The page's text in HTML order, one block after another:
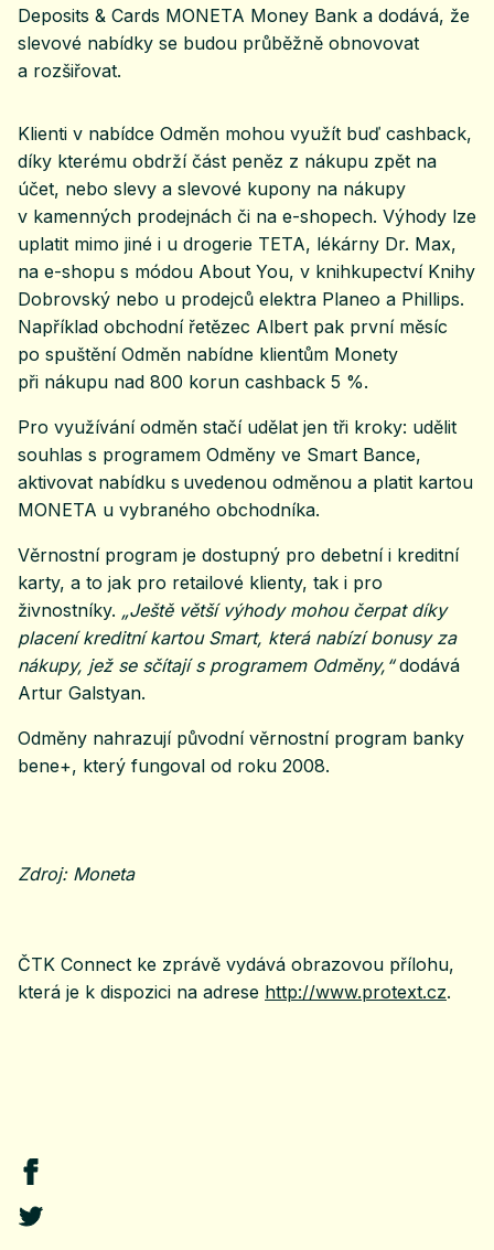
Deposits & Cards MONETA Money Bank a dodává, že
slevové nabídky se budou průběžně obnovovat
a rozšiřovat.
Klienti v nabídce Odměn mohou využít buď cashback,
díky kterému obdrží část peněz z nákupu zpět na
účet, nebo slevy a slevové kupony na nákupy
v kamenných prodejnách či na e-shopech. Výhody lze
uplatit mimo jiné i u drogerie TETA, lékárny Dr. Max,
na e-shopu s módou About You, v knihkupectví Knihy
Dobrovský nebo u prodejců elektra Planeo a Phillips.
Například obchodní řetězec Albert pak první měsíc
po spuštění Odměn nabídne klientům Monety
při nákupu nad 800 korun cashback 5 %.
Pro využívání odměn stačí udělat jen tři kroky: udělit
souhlas s programem Odměny ve Smart Bance,
aktivovat nabídku s uvedenou odměnou a platit kartou
MONETA u vybraného obchodníka.
Věrnostní program je dostupný pro debetní i kreditní
karty, a to jak pro retailové klienty, tak i pro
živnostníky. „Ještě větší výhody mohou čerpat díky
placení kreditní kartou Smart, která nabízí bonusy za
nákupy, jež se sčítají s programem Odměny,“dodává
Artur Galstyan.
Odměny nahrazují původní věrnostní program banky
bene+, který fungoval od roku 2008.
Zdroj: Moneta
ČTK Connect ke zprávě vydává obrazovou přílohu,
která je k dispozici na adrese http://www.protext.cz.